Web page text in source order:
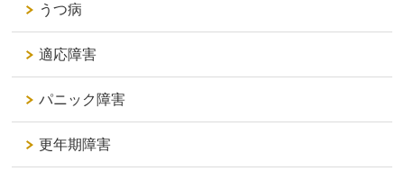
うつ病
適応障害
パニック障害
更年期障害